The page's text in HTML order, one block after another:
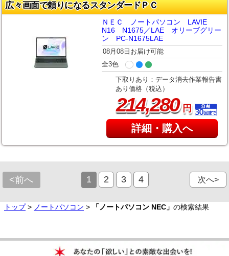
広々画面で頼りになるスタンダードＰＣ
ＮＥＣ ノートパソコン LAVIE
N16 N1675／LAE オリーブグリー
ン PC-N1675LAE
08月08日お届け可能
全3色
下取りあり：データ消去作業報告書
あり価格（税込）
214,280円
詳細・購入へ
<前へ 1 2 3 4 次へ>
トップ> ノートパソコン > 「ノートパソコン NEC」 の検索結果